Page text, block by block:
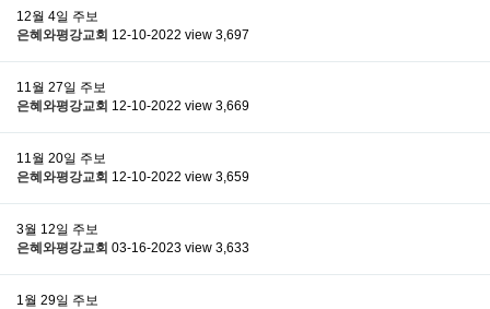
12월 4일 주보
은혜와평강교회 12-10-2022 view 3,697
11월 27일 주보
은혜와평강교회 12-10-2022 view 3,669
11월 20일 주보
은혜와평강교회 12-10-2022 view 3,659
3월 12일 주보
은혜와평강교회 03-16-2023 view 3,633
1월 29일 주보